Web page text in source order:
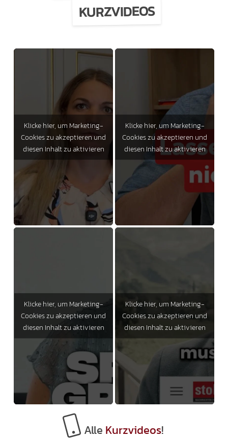
KURZVIDEOS
Klicke hier, um Marketing-
Cookies zu akzeptieren und
diesen Inhalt zu aktivieren
Klicke hier, um Marketing-
Cookies zu akzeptieren und
diesen Inhalt zu aktivieren
Klicke hier, um Marketing-
Cookies zu akzeptieren und
diesen Inhalt zu aktivieren
Klicke hier, um Marketing-
Cookies zu akzeptieren und
diesen Inhalt zu aktivieren
Alle Kurzvideos!